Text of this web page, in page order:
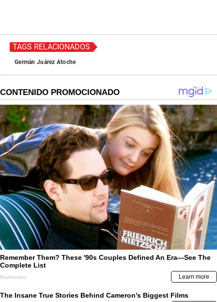
TAGS RELACIONADOS
Germán Juárez Atoche